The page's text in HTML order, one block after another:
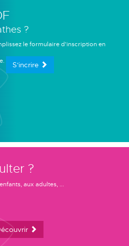
?
le formulaire d'inscription en
S'incrire
?
aux adultes, ...